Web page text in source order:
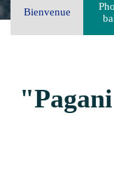
Bienvenue